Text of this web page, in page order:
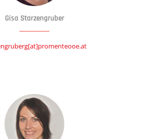
Gisa Starzengruber